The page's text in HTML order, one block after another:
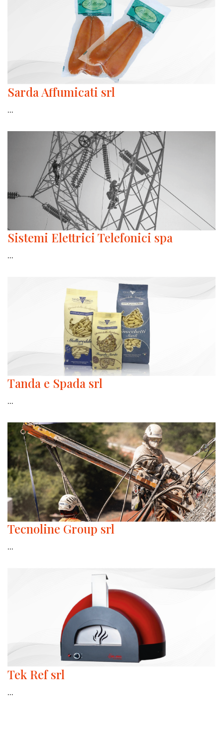
Sarda Affumicati srl
...
Sistemi Elettrici Telefonici spa
...
Tanda e Spada srl
...
Tecnoline Group srl
...
Tek Ref srl
...